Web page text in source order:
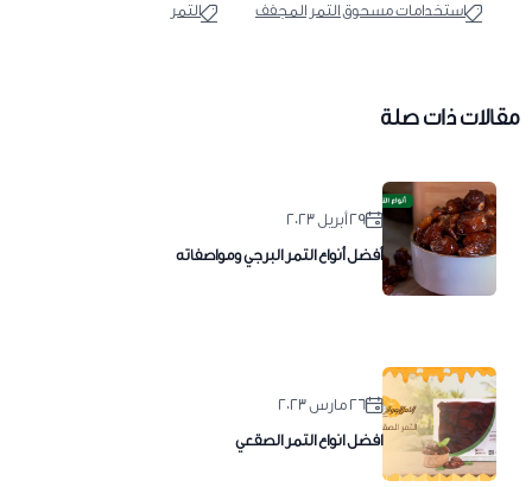
استخدامات مسحوق التمر المجفف التمر
مقالات ذات صلة
٢٩ أبريل ٢٠٢٣
أفضل أنواع التمر البرجي ومواصفاته
٢٦ مارس ٢٠٢٣
افضل انواع التمر الصقعي